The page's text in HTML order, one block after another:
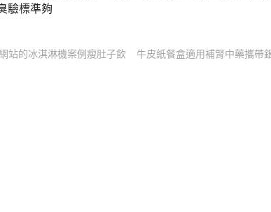
驗標準夠
站的冰淇淋機案例瘦肚子飲
牛皮紙餐盒適用補腎中藥攜帶